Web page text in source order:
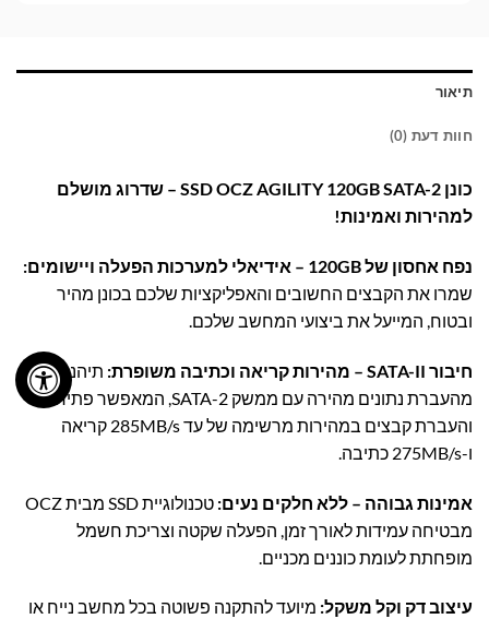
תיאור
חוות דעת (0)
כונן SSD OCZ AGILITY 120GB SATA-2 – שדרוג מושלם
למהירות ואמינות!
נפח אחסון של 120GB – אידיאלי למערכות הפעלה ויישומים:
שמרו את הקבצים החשובים והאפליקציות שלכם בכונן מהיר
ובטוח, המייעל את ביצועי המחשב שלכם.
חיבור SATA-II – מהירות קריאה וכתיבה משופרת:
תיהנו
מהעברת נתונים מהירה עם ממשק SATA-2, המאפשר פתיחה
והעברת קבצים במהירות מרשימה של עד 285MB/s קריאה
ו-275MB/s כתיבה.
אמינות גבוהה – ללא חלקים נעים:
טכנולוגיית SSD מבית OCZ
מבטיחה עמידות לאורך זמן, הפעלה שקטה וצריכת חשמל
מופחתת לעומת כוננים מכניים.
עיצוב דק וקל משקל: מיועד להתקנה פשוטה בכל מחשב נייח או